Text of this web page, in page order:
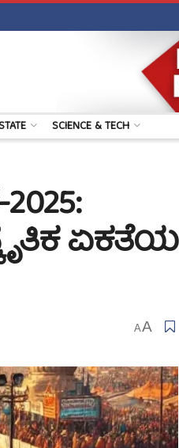
SCIENCE & TECH
ಏಕತೆಯ
AA